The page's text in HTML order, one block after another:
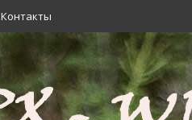
Контакты